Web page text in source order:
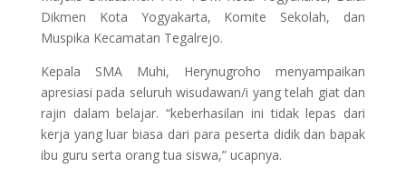
Dikmen Kota Yogyakarta, Komite Sekolah, dan
Muspika Kecamatan Tegalrejo.
Kepala SMA Muhi, Herynugroho menyampaikan
apresiasi pada seluruh wisudawan/i yang telah giat dan
rajin dalam belajar. “keberhasilan ini tidak lepas dari
kerja yang luar biasa dari para peserta didik dan bapak
ibu guru serta orang tua siswa,” ucapnya.